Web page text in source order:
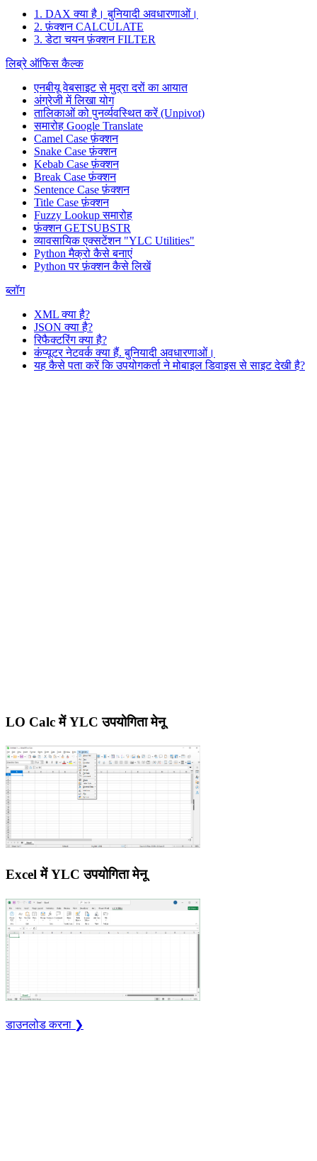
1. DAX क्या है। बुनियादी अवधारणाओं।
2. फ़ंक्शन CALCULATE
3. डेटा चयन फ़ंक्शन FILTER
लिब्रे ऑफिस कैल्क
एनबीयू वेबसाइट से मुद्रा दरों का आयात
अंग्रेजी में लिखा योग
तालिकाओं को पुनर्व्यवस्थित करें (Unpivot)
समारोह Google Translate
Camel Case फ़ंक्शन
Snake Case फ़ंक्शन
Kebab Case फ़ंक्शन
Break Case फ़ंक्शन
Sentence Case फ़ंक्शन
Title Case फ़ंक्शन
Fuzzy Lookupसमारोह
फ़ंक्शन GETSUBSTR
व्यावसायिक एक्सटेंशन "YLC Utilities"
Python मैक्रो कैसे बनाएं
Python पर फ़ंक्शन कैसे लिखें
ब्लॉग
XML क्या है?
JSON क्या है?
रिफैक्टरिंग क्या है?
कंप्यूटर नेटवर्क क्या हैं. बुनियादी अवधारणाओं।
यह कैसे पता करें कि उपयोगकर्ता ने मोबाइल डिवाइस से साइट देखी है?
LO Calc में YLC उपयोगिता मेनू
Excel में YLC उपयोगिता मेनू
डाउनलोड करना ❯